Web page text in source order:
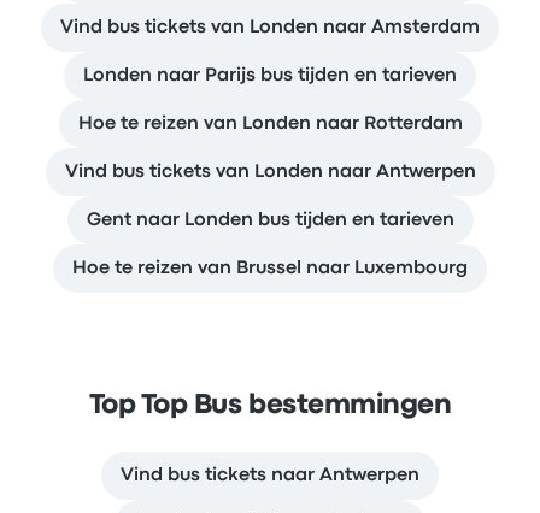
Vind bus tickets van Londen naar Amsterdam
Londen naar Parijs bus tijden en tarieven
Hoe te reizen van Londen naar Rotterdam
Vind bus tickets van Londen naar Antwerpen
Gent naar Londen bus tijden en tarieven
Hoe te reizen van Brussel naar Luxembourg
Top Top Bus bestemmingen
Vind bus tickets naar Antwerpen